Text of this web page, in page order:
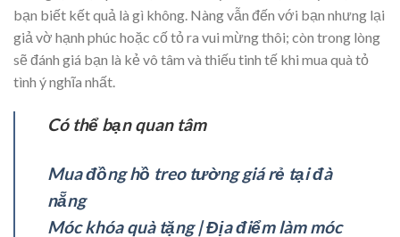
bạn biết kết quả là gì không. Nàng vẫn đến với bạn nhưng lại
giả vờ hạnh phúc hoặc cố tỏ ra vui mừng thôi; còn trong lòng
sẽ đánh giá bạn là kẻ vô tâm và thiếu tinh tế khi mua quà tỏ
tình ý nghĩa nhất.
Có thể bạn quan tâm
Mua đồng hồ treo tường giá rẻ tại đà
nẵng
Móc khóa quà tặng | Địa điểm làm móc